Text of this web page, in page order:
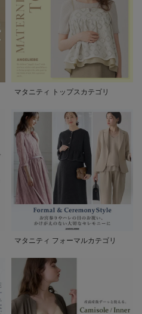
マタニティ トップスカテゴリ
マタニティ フォーマルカテゴリ